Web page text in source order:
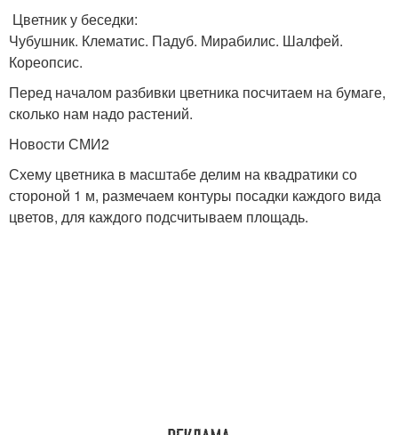
Цветник у беседки:
Чубушник. Клематис. Падуб. Мирабилис. Шалфей.
Кореопсис.
Перед началом разбивки цветника посчитаем на бумаге,
сколько нам надо растений.
Новости СМИ2
Схему цветника в масштабе делим на квадратики со
стороной 1 м, размечаем контуры посадки каждого вида
цветов, для каждого подсчитываем площадь.